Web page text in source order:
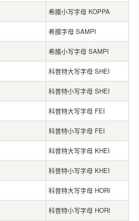
希腊小写字母 KOPPA
希腊字母 SAMPI
希腊小写字母 SAMPI
科普特大写字母 SHEI
科普特小写字母 SHEI
科普特大写字母 FEI
科普特小写字母 FEI
科普特大写字母 KHEI
科普特小写字母 KHEI
科普特大写字母 HORI
科普特小写字母 HORI